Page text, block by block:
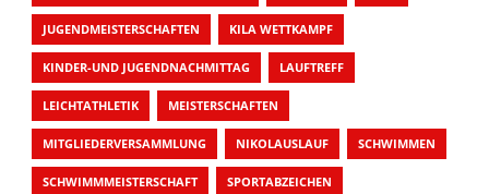
JUGENDMEISTERSCHAFTEN KILA WETTKAMPF
KINDER-UND JUGENDNACHMITTAG LAUFTREFF
LEICHTATHLETIK MEISTERSCHAFTEN
MITGLIEDERVERSAMMLUNG NIKOLAUSLAUF SCHWIMMEN
SCHWIMMMEISTERSCHAFT SPORTABZEICHEN